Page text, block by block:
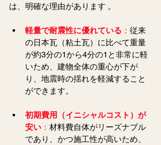
は、明確な理由があります 。
軽量で耐震性に優れている ： 従来
の日本瓦（粘土瓦）に比べて重量
が約3分の1から4分の1と非常に軽
いため、建物全体の重心が下が
り、地震時の揺れを軽減すること
ができます。
初期費用（イニシャルコスト）が
安い ： 材料費自体がリーズナブル
であり、かつ施工性が高いため、